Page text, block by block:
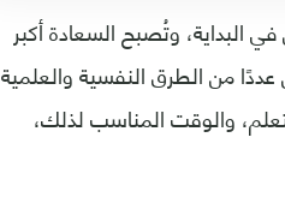
وتُصبح السعادة أكبر
من الطرق النفسية والعلمية
والوقت المناسب لذلك،